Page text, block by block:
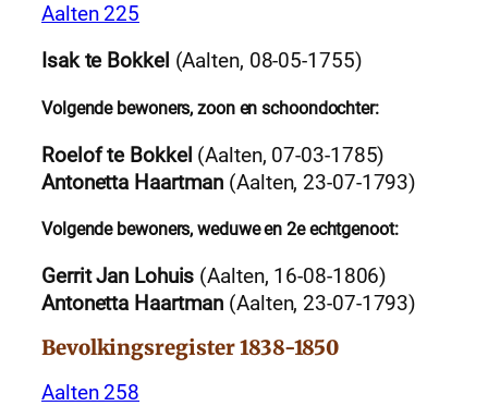
Aalten 225
Isak te Bokkel (Aalten, 08-05-1755)
Volgende bewoners, zoon en schoondochter:
Roelof te Bokkel (Aalten, 07-03-1785)
Antonetta Haartman (Aalten, 23-07-1793)
Volgende bewoners, weduwe en 2e echtgenoot:
Gerrit Jan Lohuis (Aalten, 16-08-1806)
Antonetta Haartman (Aalten, 23-07-1793)
Bevolkingsregister 1838-1850
Aalten 258